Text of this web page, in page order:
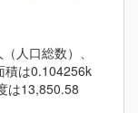
人口総数）、
積は0.104256k
は13,850.58